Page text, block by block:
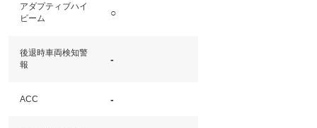
アダプティブハイ
ビーム
○
後退時車両検知警
報
-
ACC -